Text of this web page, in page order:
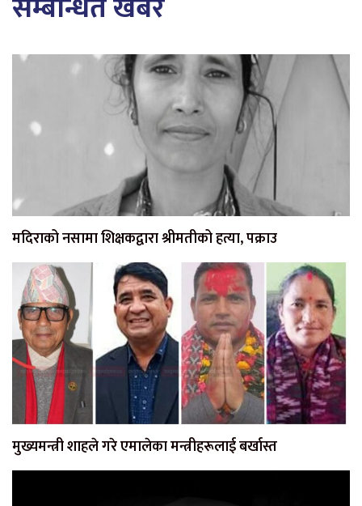
मदिराको नसामा शिक्षकद्वारा श्रीमतीको हत्या, पक्राउ
मुख्यमन्त्री शाहले गरे एमालेका मन्त्रीहरूलाई बर्खास्त